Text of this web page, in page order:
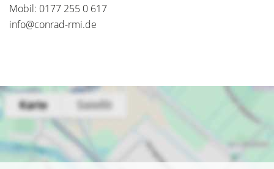
Mobil: 0177 255 0 617
info@conrad-rmi.de